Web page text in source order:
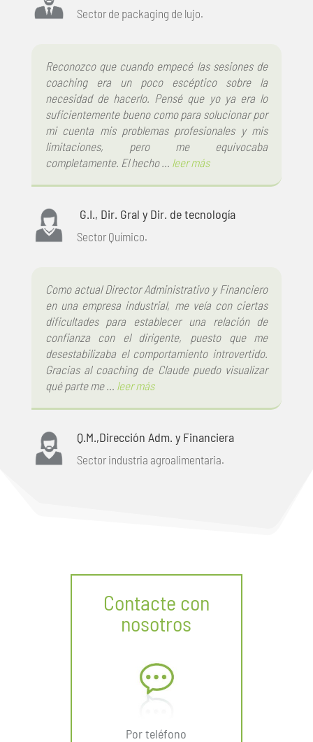
Sector de packaging de lujo.
Reconozco que cuando empecé las sesiones de
coaching era un poco escéptico sobre la
necesidad de hacerlo. Pensé que yo ya era lo
suficientemente bueno como para solucionar por
mi cuenta mis problemas profesionales y mis
limitaciones, pero me equivocaba
completamente. El hecho …
leer más
G.I., Dir. Gral y Dir. de tecnología
Sector Químico.
Como actual Director Administrativo y Financiero
en una empresa industrial, me veía con ciertas
dificultades para establecer una relación de
confianza con el dirigente, puesto que me
desestabilizaba el comportamiento introvertido.
Gracias al coaching de Claude puedo visualizar
qué parte me …
leer más
Q.M.,Dirección Adm. y Financiera
Sector industria agroalimentaria.
Contacte con
nosotros
Por teléfono